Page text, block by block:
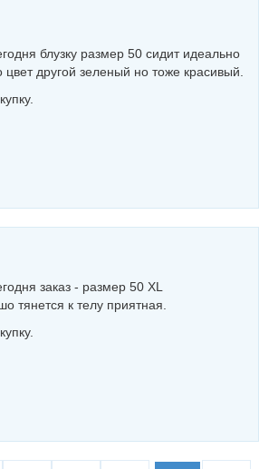
блузку размер 50 сидит идеально
цвет другой зеленый но тоже красивый.
заказ - размер 50 XL
тянется к телу приятная.